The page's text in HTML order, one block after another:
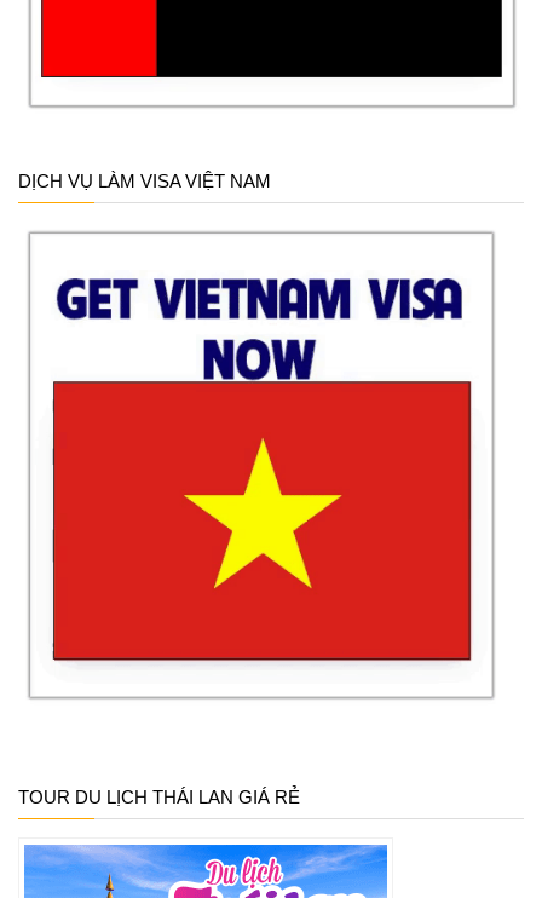
DỊCH VỤ LÀM VISA VIỆT NAM
TOUR DU LỊCH THÁI LAN GIÁ RẺ